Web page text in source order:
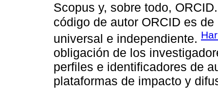
Scopus y, sobre todo,
código de autor ORCID es
universal e independiente.
obligación de los
perfiles e identificadores de
plataformas de impacto y